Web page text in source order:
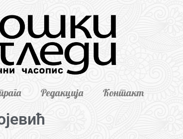
Редакција Контакт